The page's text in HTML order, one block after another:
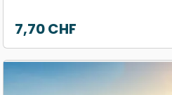
Prix
7,70 CHF